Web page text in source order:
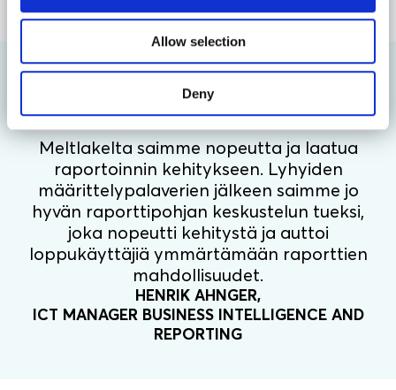
Allow selection
Deny
varmistamiselle.
Meltlakelta saimme nopeutta ja laatua
raportoinnin kehitykseen. Lyhyiden
määrittelypalaverien jälkeen saimme jo
hyvän raporttipohjan keskustelun tueksi,
joka nopeutti kehitystä ja auttoi
loppukäyttäjiä ymmärtämään raporttien
mahdollisuudet.
HENRIK AHNGER,
ICT MANAGER BUSINESS INTELLIGENCE AND
REPORTING